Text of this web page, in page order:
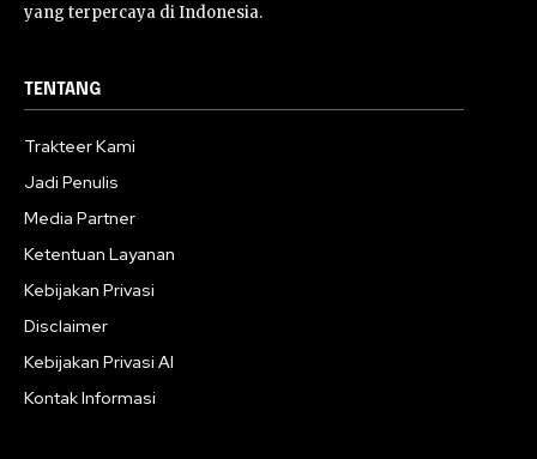
yang terpercaya di Indonesia.
TENTANG
Trakteer Kami
Jadi Penulis
Media Partner
Ketentuan Layanan
Kebijakan Privasi
Disclaimer
Kebijakan Privasi AI
Kontak Informasi